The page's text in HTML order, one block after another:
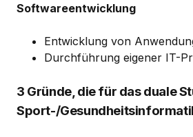
Softwareentwicklung
Entwicklung von
Durchführung eigener IT-
3 Gründe, die für das duale
Sport-/